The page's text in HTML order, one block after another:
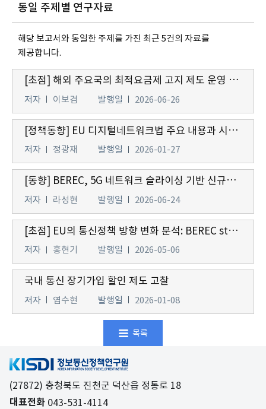
동일 주제별 연구자료
해당 보고서와 동일한 주제를 가진 최근 5건의 자료를
제공합니다.
[초점] 해외 주요국의 최적요금제 고지 제도 운영 현황과 국내 도입에 따른 시사점
저자 이보겸 발행일 2026-06-26
[정책동향] EU 디지털네트워크법 주요 내용과 시사점
저자 정광재 발행일 2026-01-27
[동향] BEREC, 5G 네트워크 슬라이싱 기반 신규서비스에 대한 망 중립성 정책방향(안) 발표
저자 라성현 발행일 2026-06-24
[초점] EU의 통신정책 방향 변화 분석: BEREC strategy 2026-2030을 중심으로
저자 홍현기 발행일 2026-05-06
국내 통신 장기가입 할인 제도 고찰
저자 염수현 발행일 2026-01-08
목록
(27872) 충청북도 진천군 덕산읍 정통로 18
대표전화 043-531-4114